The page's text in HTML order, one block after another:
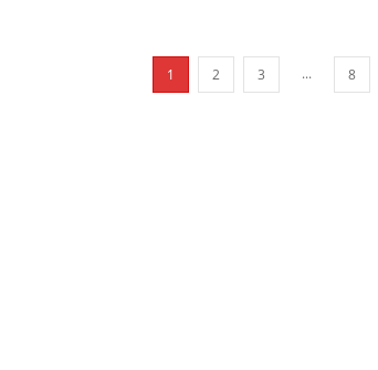
1 2 3 ... 8